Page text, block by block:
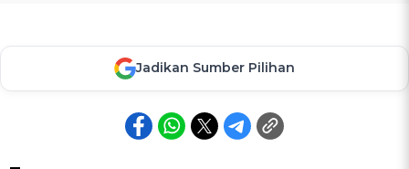
Jadikan Sumber Pilihan